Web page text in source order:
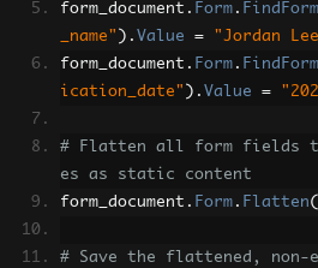
form_document . Form .
_name" ). Value =
"Jordan
form_document . Form .
ication_date" ). Value =
# Flatten all form fields
es as static content
form_document . Form . Flatten
# Save the flattened, non-